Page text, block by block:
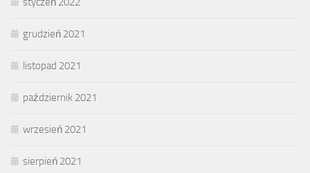
grudzień 2021
listopad 2021
październik 2021
wrzesień 2021
sierpień 2021